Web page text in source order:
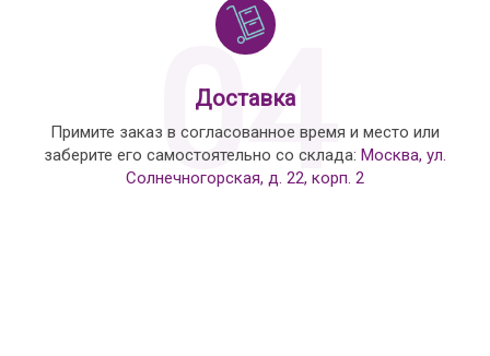
04
Доставка
Примите заказ в согласованное время и место или
заберите его самостоятельно со склада: Москва, ул.
Солнечногорская, д. 22, корп. 2